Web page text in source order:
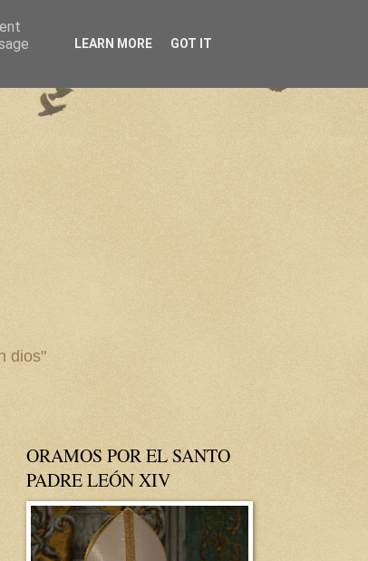
dios"
ORAMOS POR EL SANTO
PADRE LEÓN XIV
LEARN MORE GOT IT